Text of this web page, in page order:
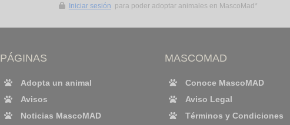
Iniciar sesión para poder adoptar animales en MascoMad*
PÁGINAS
Adopta un animal
Avisos
Noticias MascoMAD
MASCOMAD
Conoce MascoMAD
Aviso Legal
Términos y Condiciones